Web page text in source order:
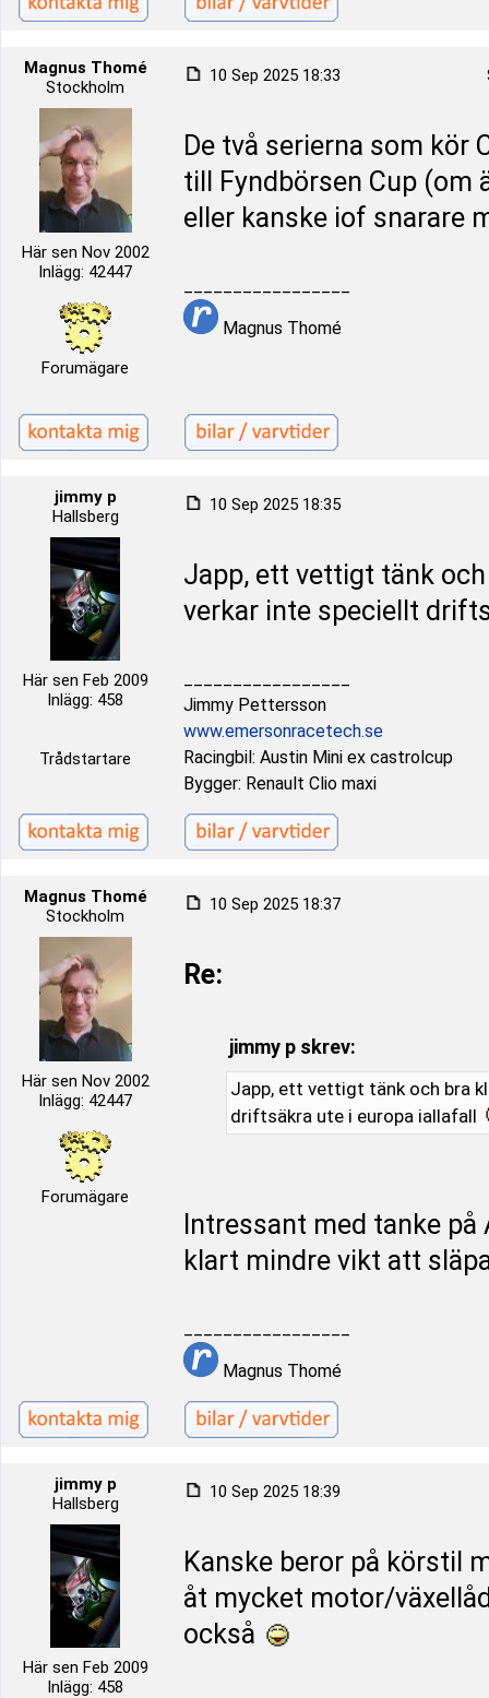
Magnus Thomé
Stockholm
Här sen Nov 2002
Inlägg: 42447
Forumägare
10 Sep 2025 18:33
De två serierna som kör
till Fyndbörsen Cup (om
eller kanske iof snarare
Magnus Thomé
jimmy p
Hallsberg
Här sen Feb 2009
Inlägg: 458
Trådstartare
10 Sep 2025 18:35
Japp, ett vettigt tänk
verkar inte speciellt
Jimmy Pettersson
www.emersonracetech.se
Racingbil: Austin Mini ex castrolcup
Bygger: Renault Clio maxi
Magnus Thomé
Stockholm
Här sen Nov 2002
Inlägg: 42447
Forumägare
10 Sep 2025 18:37
Re:
jimmy p skrev:
Japp, ett vettigt tänk och bra
driftsäkra ute i europa iallafall
Intressant med tanke
klart mindre vikt att
Magnus Thomé
jimmy p
Hallsberg
Här sen Feb 2009
Inlägg: 458
10 Sep 2025 18:39
Kanske beror på körstil
åt mycket motor/
också